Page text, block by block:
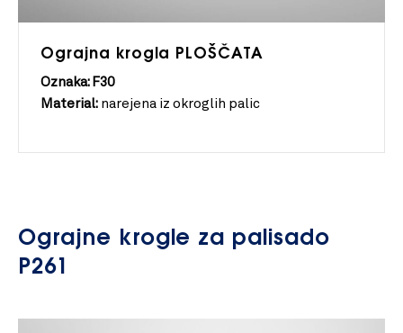
Ograjna krogla PLOŠČATA
Oznaka: F30
Material: narejena iz okroglih palic
Ograjne krogle za palisado
P261